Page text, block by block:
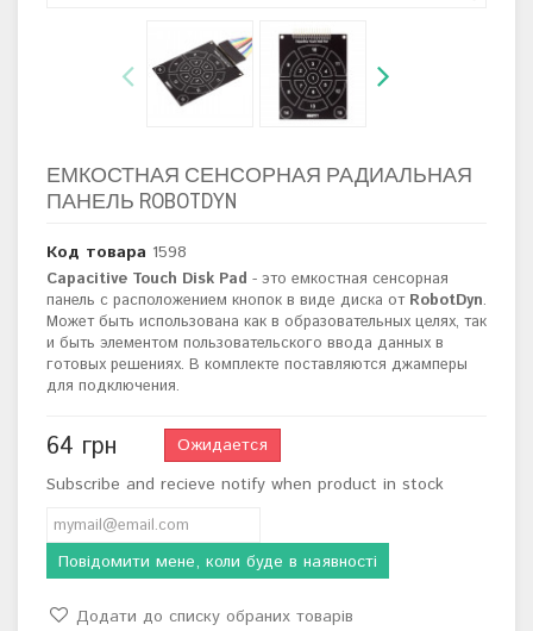
ЕМКОСТНАЯ СЕНСОРНАЯ РАДИАЛЬНАЯ
ПАНЕЛЬ ROBOTDYN
Код товара 1598
Capacitive Touch Disk Pad - это емкостная сенсорная
панель с расположением кнопок в виде диска от RobotDyn.
Может быть использована как в образовательных целях, так
и быть элементом пользовательского ввода данных в
готовых решениях. В комплекте поставляются джамперы
для подключения.
64 грн
Ожидается
Subscribe and recieve notify when product in stock
Повідомити мене, коли буде в наявності
Додати до списку обраних товарів